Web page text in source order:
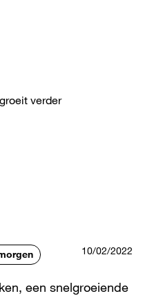
verder
10/02/2022
een snelgroeiende